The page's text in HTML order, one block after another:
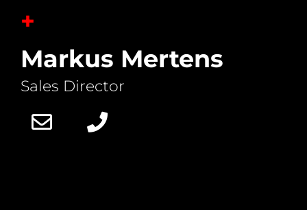
+
Markus Mertens
Sales Director